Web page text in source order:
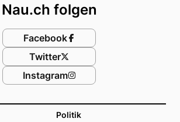
Politik
Nau.ch folgen
Facebook
Twitter
Instagram